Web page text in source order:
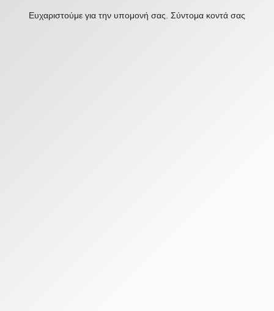
Ευχαριστούμε για την υπομονή σας. Σύντομα κοντά σας